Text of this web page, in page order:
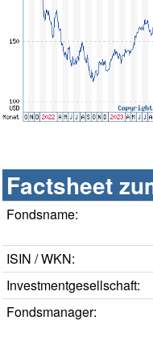
Factsheet
Fondsname:
ISIN / WKN:
Investmentgesellschaft:
Fondsmanager: